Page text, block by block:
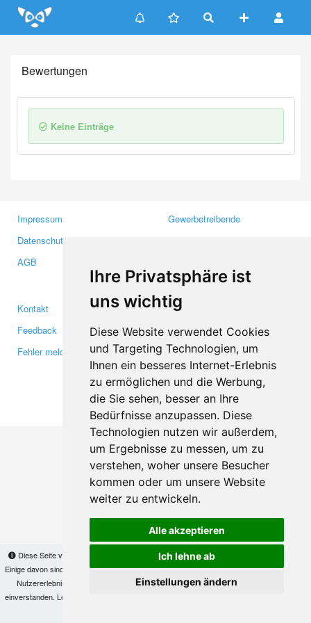
Ihre Privatsphäre ist
uns wichtig
Diese Website verwendet Cookies
und Targeting Technologien, um
Ihnen ein besseres Internet-Erlebnis
zu ermöglichen und die Werbung,
die Sie sehen, besser an Ihre
Bedürfnisse anzupassen. Diese
Technologien nutzen wir außerdem,
um Ergebnisse zu messen, um zu
verstehen, woher unsere Besucher
kommen oder um unsere Website
weiter zu entwickeln.
Alle akzeptieren
Ich lehne ab
Einstellungen ändern
Update cookies preferences
Diese Seite verwendet Cookies, um Informationen auf Ihrem Computer zu speichern.
Einige davon sind notwendig, damit unsere Seite funktioniert, andere helfen uns dabei, das
Nutzererlebnis zu verbessern. Mit der Nutzung dieser Seite erklären Sie sich damit
einverstanden. Lesen Sie unsere
Bewertungen
Keine Einträge
Impressum
Datenschutzerklärung
AGB
Gewerbetreibende
Medien
Kontakt
Feedback
Fehler melden
Facebook
Twitter
YouTube
Google+
Makis© Copyright 2026